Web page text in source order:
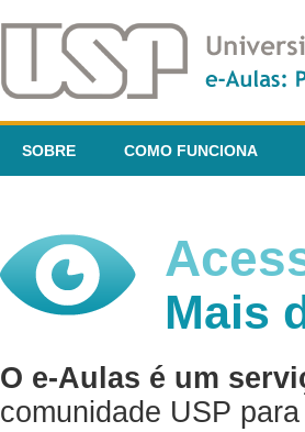
SOBRE COMO FUNCIONA
Mais
O e-Aulas é um
comunidade USP